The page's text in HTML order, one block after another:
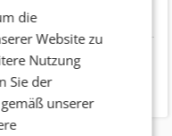
die
Website zu
Nutzung
Sie der
unserer